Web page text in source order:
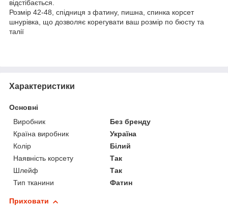
відстібається.
Розмір 42-48, спідниця з фатину, пишна, спинка корсет
шнурівка, що дозволяє корегувати ваш розмір по бюсту та
талії
Характеристики
Основні
Виробник
Без бренду
Країна виробник
Україна
Колір
Білий
Наявність корсету
Так
Шлейф
Так
Тип тканини
Фатин
Приховати